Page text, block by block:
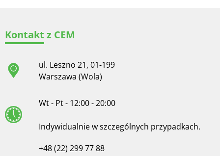
Kontakt z CEM
ul. Leszno 21, 01-199
Warszawa (Wola)
Wt - Pt - 12:00 - 20:00
Indywidualnie w szczególnych przypadkach.
+48 (22) 299 77 88